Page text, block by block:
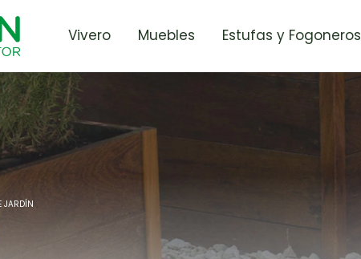
Vivero Muebles Estufas y Fogoneros
JARDÍN